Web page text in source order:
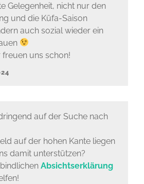
Gelegenheit, nicht nur den
und die Küfa-Saison
auch sozial wieder ein
uns schon!
auf der Suche nach
auf der hohen Kante liegen
damit unterstützen?
Absichtserklärung